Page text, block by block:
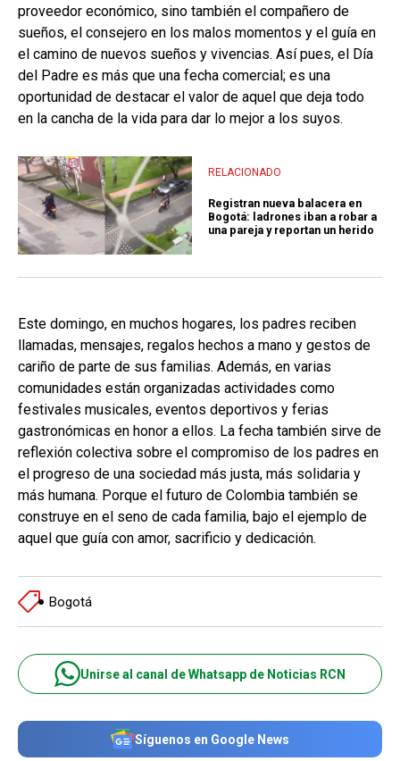
proveedor económico, sino también el compañero de
sueños, el consejero en los malos momentos y el guía en
el camino de nuevos sueños y vivencias. Así pues, el Día
del Padre es más que una fecha comercial; es una
oportunidad de destacar el valor de aquel que deja todo
en la cancha de la vida para dar lo mejor a los suyos.
RELACIONADO
Registran nueva balacera en
Bogotá: ladrones iban a robar a
una pareja y reportan un herido
Este domingo, en muchos hogares, los padres reciben
llamadas, mensajes, regalos hechos a mano y gestos de
cariño de parte de sus familias. Además, en varias
comunidades están organizadas actividades como
festivales musicales, eventos deportivos y ferias
gastronómicas en honor a ellos. La fecha también sirve de
reflexión colectiva sobre el compromiso de los padres en
el progreso de una sociedad más justa, más solidaria y
más humana. Porque el futuro de Colombia también se
construye en el seno de cada familia, bajo el ejemplo de
aquel que guía con amor, sacrificio y dedicación.
Bogotá
Unirse al canal de Whatsapp de Noticias RCN
Síguenos en Google News